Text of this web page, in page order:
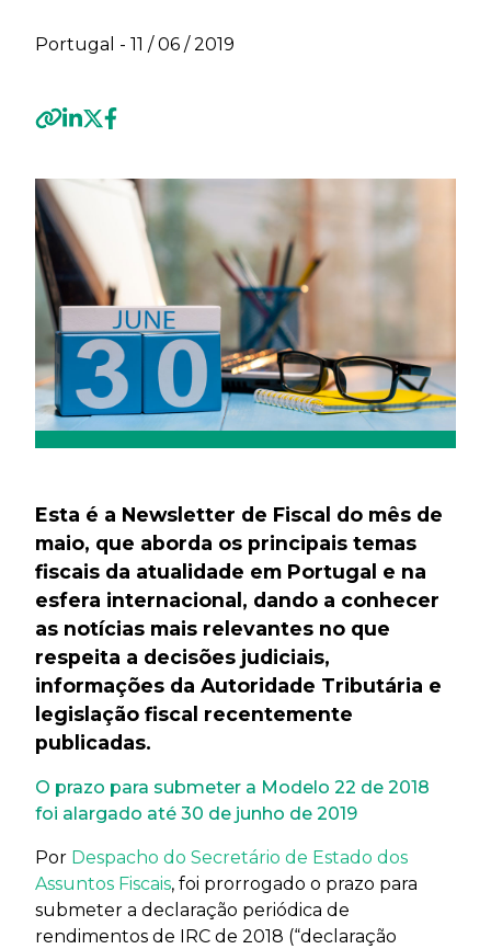
Portugal - 11 / 06 / 2019
Esta é a Newsletter de Fiscal do mês de
maio, que aborda os principais temas
fiscais da atualidade em Portugal e na
esfera internacional, dando a conhecer
as notícias mais relevantes no que
respeita a decisões judiciais,
informações da Autoridade Tributária e
legislação fiscal recentemente
publicadas.
O prazo para submeter a Modelo 22 de 2018
foi alargado até 30 de junho de 2019
Por Despacho do Secretário de Estado dos
Assuntos Fiscais, foi prorrogado o prazo para
submeter a declaração periódica de
rendimentos de IRC de 2018 (“declaração